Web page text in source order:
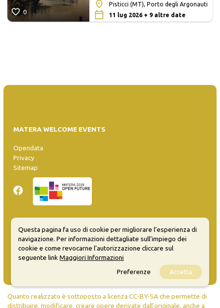
0
Pisticci (MT), Porto degli Argonauti
11 lug 2026 + 9 altre date
MATERA WELCOME EVENTS
Opendata
Privacy
Sitemap
Inserisci evento
Guida
FAQ
info@materaevents.it
Quanto realizzato è sottoposto a licenza CC-BY-SA che permette di
distribuire, modificare, creare opere derivate dall'originale, anche a
Questa pagina fa uso di cookie per migliorare l’esperienza di
navigazione. Per informazioni dettagliate sull’impiego dei
cookie e come revocarne l’autorizzazione cliccare sul
seguente linkMaggiori Informazioni
Preferenze
Accetta